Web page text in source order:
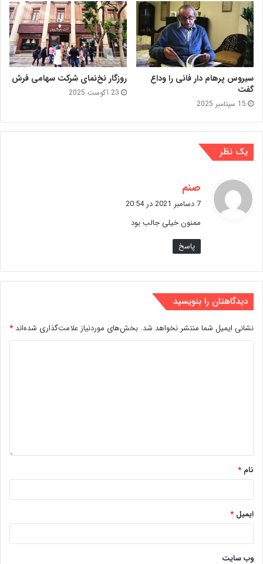
سیروس پرهام دار فانی را وداع
گفت
15 سپتامبر 2025
روزگار نخ‌نمای شرکت سهامی فرش
23 آگوست 2025
یک نظر
صنم
ت
:
7 دسامبر 2021 در 20:54
ممنون خیلی جالب بود
پاسخ
دیدگاهتان را بنویسید
نشانی ایمیل شما منتشر نخواهد شد. بخش‌های موردنیاز علامت‌گذاری شده‌اند *
نام *
ایمیل *
وب‌ سایت